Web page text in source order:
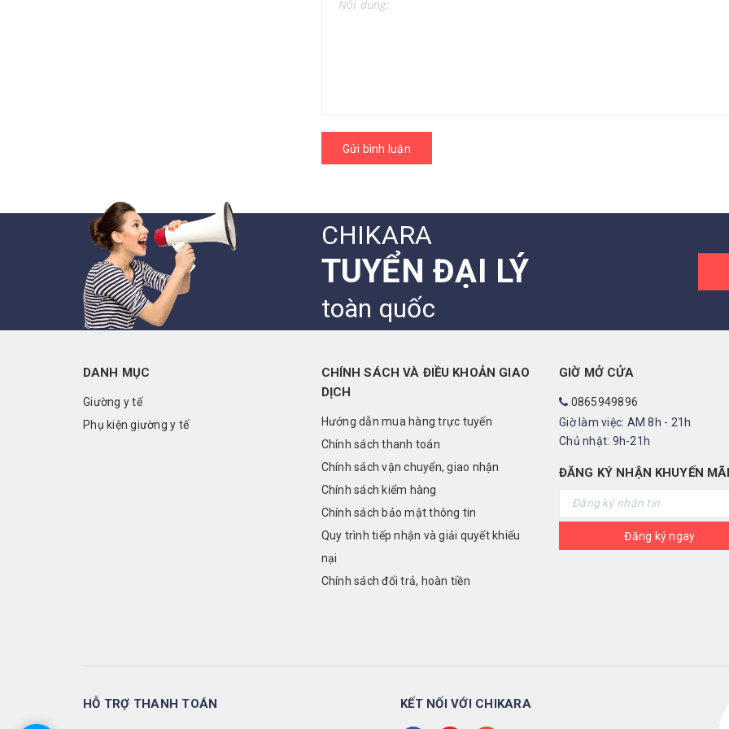
Gửi bình luận
CHIKARA
TUYỂN ĐẠI LÝ
toàn quốc
DANH MỤC
Giường y tế
Phụ kiện giường y tế
CHÍNH SÁCH VÀ ĐIỀU KHOẢN GIAO
DỊCH
Hướng dẫn mua hàng trực tuyến
Chính sách thanh toán
Chính sách vận chuyển, giao nhận
Chính sách kiểm hàng
Chính sách bảo mật thông tin
Quy trình tiếp nhận và giải quyết khiếu
nại
Chính sách đổi trả, hoàn tiền
GIỜ MỞ CỬA
0865949896
Giờ làm việc: AM 8h - 21h
Chủ nhật: 9h-21h
ĐĂNG KÝ NHẬN KHUYẾN MÃI
Đăng ký ngay
HỖ TRỢ THANH TOÁN KẾT NỐI VỚI CHIKARA